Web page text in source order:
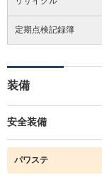
定期点検記録簿
装備
安全装備
パワステ